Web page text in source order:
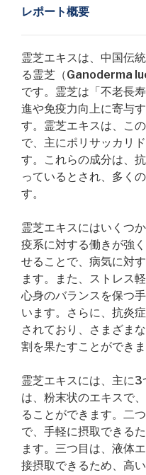
レポート概要
霊芝エキスは、中国伝
る霊芝（Ganoderma
です。霊芝は「不老長
進や免疫力向上に寄与
す。霊芝エキスは、こ
で、主にポリサッカリ
す。これらの成分は、
っているとされ、多く
す。
霊芝エキスにはいくつ
疫系に対する働きが強
せることで、病気に対
ます。また、ストレス
心身のバランスを保つ
います。さらに、抗炎
されており、さまざま
割を果たすことができま
霊芝エキスには、主に
は、粉末状のエキスで
ることができます。二
で、手軽に摂取できる
ます。三つ目は、液体
接摂取できるため、高